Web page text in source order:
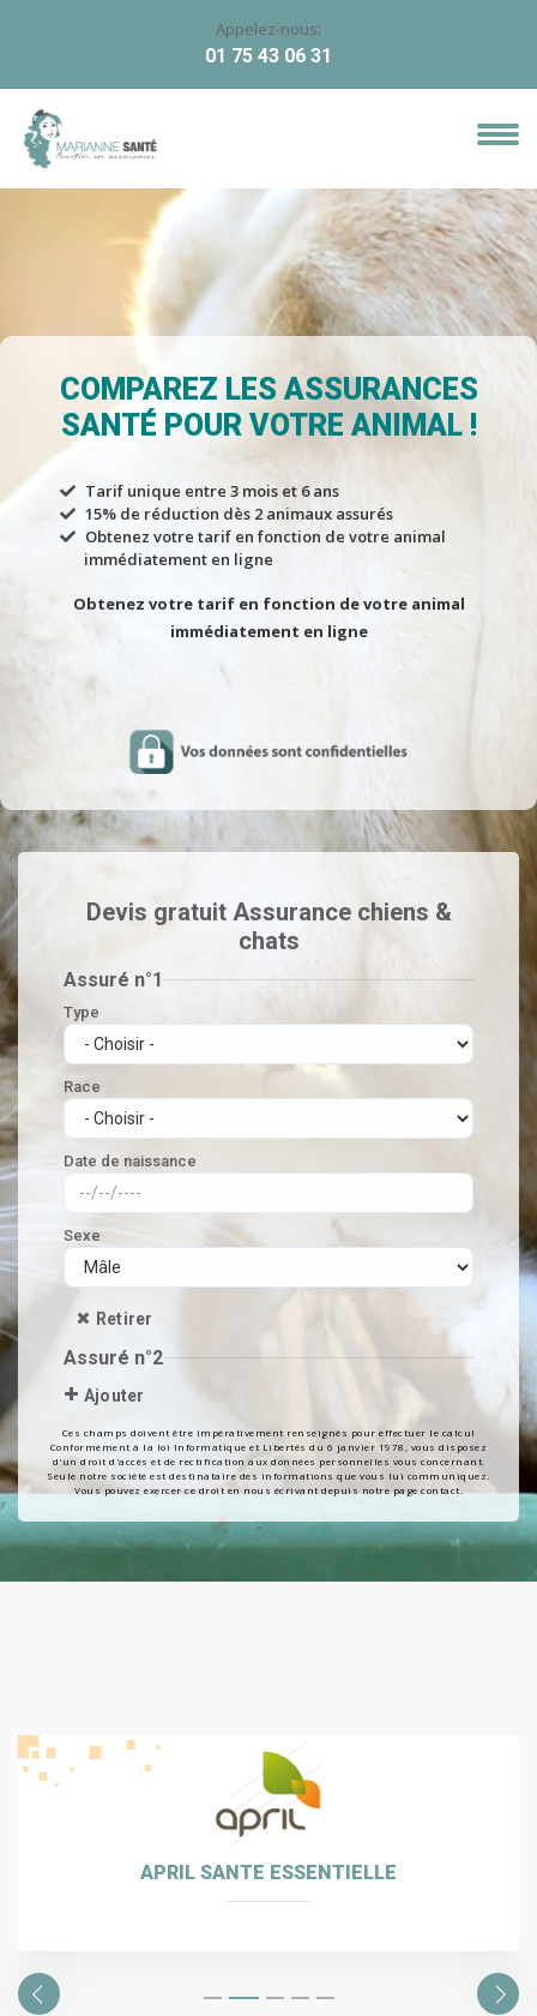
Appelez-nous:
01 75 43 06 31
COMPAREZ LES ASSURANCES
SANTÉ POUR VOTRE ANIMAL !
Tarif unique entre 3 mois et 6 ans
15% de réduction dès 2 animaux assurés
Obtenez votre tarif en fonction de votre animal
immédiatement en ligne
Obtenez votre tarif en fonction de votre animal
immédiatement en ligne
Ces champs doivent être impérativement renseignés pour effectuer le calcul
Conformément à la loi Informatique et Libertés du 6 janvier 1978, vous disposez
d'un droit d'accès et de rectification aux données personnelles vous concernant.
Seule notre société est destinataire des informations que vous lui communiquez.
Vous pouvez exercer ce droit en nous écrivant depuis notre page contact.
APRIL SANTE ESSENTIELLE